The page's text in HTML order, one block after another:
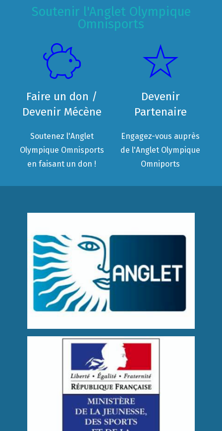
Soutenir l'Anglet Olympique
Omnisports
Faire un don /
Devenir Mécène
Soutenez l'Anglet
Olympique Omnisports
en faisant un don !
Devenir
Partenaire
Engagez-vous auprès
de l'Anglet Olympique
Omniports